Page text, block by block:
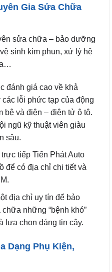
Gia Sửa Chữa
sửa chữa – bảo dưỡng
sinh kim phun, xử lý hệ
đánh giá cao về khả
lỗi phức tạp của động
bệ và điện – điện tử ô tô.
ngũ kỹ thuật viên giàu
sâu.
tiếp Tiến Phát Auto
để có địa chỉ chi tiết và
địa chỉ uy tín để bảo
những “bệnh khó”
lựa chọn đáng tin cậy.
Dạng Phụ Kiện,